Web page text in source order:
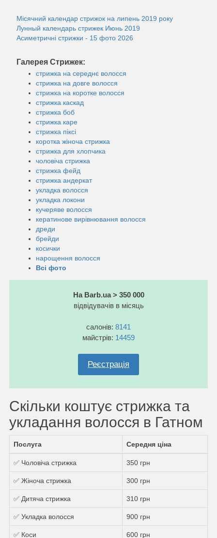
Місячний календар стрижок на липень 2019 року
Лунный календарь стрижек Июнь 2019
Асиметричні стрижки - 15 фото 2026
Галерея Стрижек:
стрижка на середнє волосся
стрижка на довге волосся
стрижка на коротке волосся
стрижка каскад
стрижка боб
стрижка каре
стрижка піксі
коротка жіноча стрижка
стрижка для хлопчика
чоловіча стрижка
стрижка фейд
стрижка андеркат
укладка волосся
укладка локони
кучеряве волосся
кератинове вирівнювання волосся
дреди
брейди
косички
нарощення волосся
Всі фото
На Barb.ua > 350 000
відвідувачів в місяць
салонів: 8141
майстрів: 14459
Реєстрація
Скільки коштує стрижка та
укладання волосся в Гатном
Послуга Середня ціна
✅ Чоловіча стрижка 350 грн
✅ Жіноча стрижка 300 грн
✅ Дитяча стрижка 310 грн
✅ Укладка волосся 900 грн
✅ Коси 600 грн